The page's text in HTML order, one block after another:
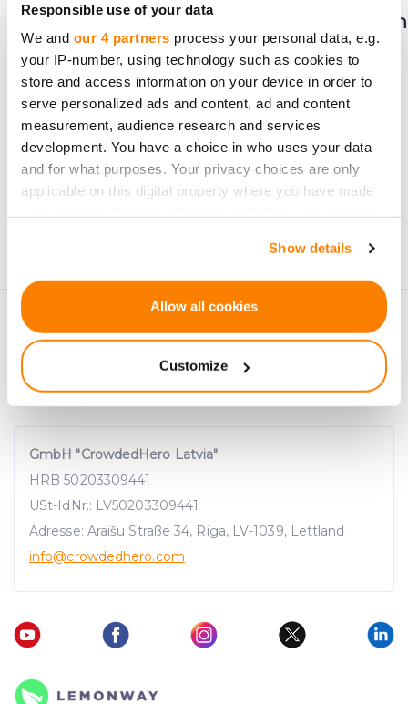
Responsible use of your data
We and our 4 partners process your personal data, e.g.
your IP-number, using technology such as cookies to
store and access information on your device in order to
serve personalized ads and content, ad and content
measurement, audience research and services
development. You have a choice in who uses your data
and for what purposes. Your privacy choices are only
applicable on this digital property where you have made
If you allow, we would also like to:
Identify your device by actively scanning it for
and set your preferences in the
We use cookies to provide website functionality, analyse
traffic data, display customized page content and
Show details
Allow all cookies
Customize
Investmentmöglichkeiten
erfährt.
Abonnieren
Personenbezogene Daten werden gemäß den
GmbH "CrowdedHero Latvia"
HRB 50203309441
USt-IdNr.: LV50203309441
Adresse: Āraišu Straße 34, Riga, LV-1039, Lettland
info@crowdedhero.com